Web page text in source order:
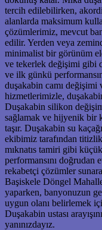
tercih edilebilirken,
alanlarda maksimum
çözümlerimiz, mevcut
edilir. Yerden veya
minimalist bir görünüm
ve tekerlek değişimi gibi
ve ilk günkü
duşakabin camı değişimi
hizmetlerimizle,
Duşakabin silikon
sağlamak ve hijyenik bir
taşır. Duşakabin su
ekibimiz tarafından
mıknatıs tamiri gibi
performansını doğrudan
rekabetçi çözümler
Başiskele Döngel
yaparken, banyonuzun
uygun olanı belirlemek
Duşakabin ustası
yanınızdayız.